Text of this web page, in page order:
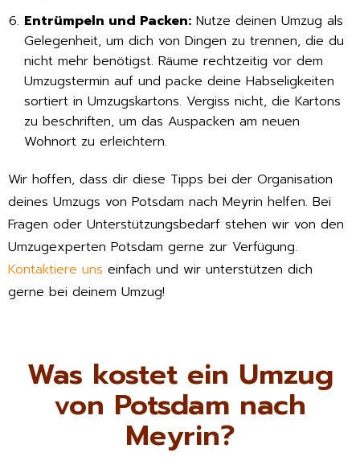
Entrümpeln und Packen: Nutze deinen Umzug als
Gelegenheit, um dich von Dingen zu trennen, die du
nicht mehr benötigst. Räume rechtzeitig vor dem
Umzugstermin auf und packe deine Habseligkeiten
sortiert in Umzugskartons. Vergiss nicht, die Kartons
zu beschriften, um das Auspacken am neuen
Wohnort zu erleichtern.
Wir hoffen, dass dir diese Tipps bei der Organisation
deines Umzugs von Potsdam nach Meyrin helfen. Bei
Fragen oder Unterstützungsbedarf stehen wir von den
Umzugexperten Potsdam gerne zur Verfügung.
Kontaktiere uns einfach und wir unterstützen dich
gerne bei deinem Umzug!
Was kostet ein Umzug
von Potsdam nach
Meyrin?